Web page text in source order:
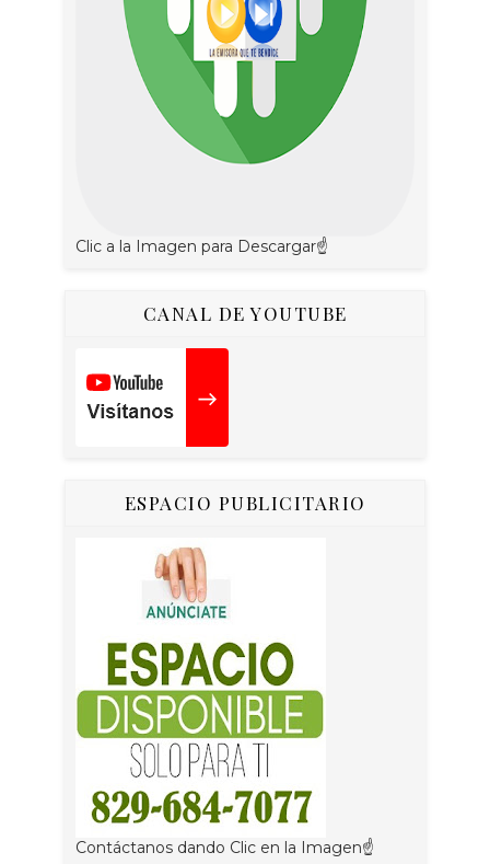
Clic a la Imagen para Descargar☝
CANAL DE YOUTUBE
ESPACIO PUBLICITARIO
Contáctanos dando Clic en la Imagen☝